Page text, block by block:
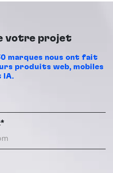
votre projet
marques nous ont fait
produits web, mobiles
IA.